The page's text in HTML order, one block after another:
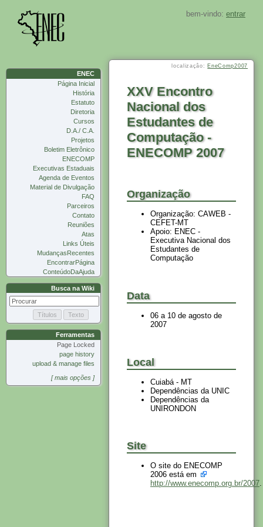
bem-vindo: entrar
ENEC
Página Inicial
História
Estatuto
Diretoria
Cursos
D.A./ C.A.
Projetos
Boletim Eletrônico
ENECOMP
Executivas Estaduais
Agenda de Eventos
Material de Divulgação
FAQ
Parceiros
Contato
Reuniões
Atas
Links Úteis
MudançasRecentes
EncontrarPágina
ConteúdoDaAjuda
Busca na Wiki
Ferramentas
Page Locked
page history
upload & manage files
[ mais opções ]
localizaçâo: EneComp2007
XXV Encontro
Nacional dos
Estudantes de
Computação -
ENECOMP 2007
Organização
Organização: CAWEB -
CEFET-MT
Apoio: ENEC -
Executiva Nacional dos
Estudantes de
Computação
Data
06 a 10 de agosto de
2007
Local
Cuiabá - MT
Dependências da UNIC
Dependências da
UNIRONDON
Site
O site do ENECOMP
2006 está em
http://www.enecomp.org.br/2007.